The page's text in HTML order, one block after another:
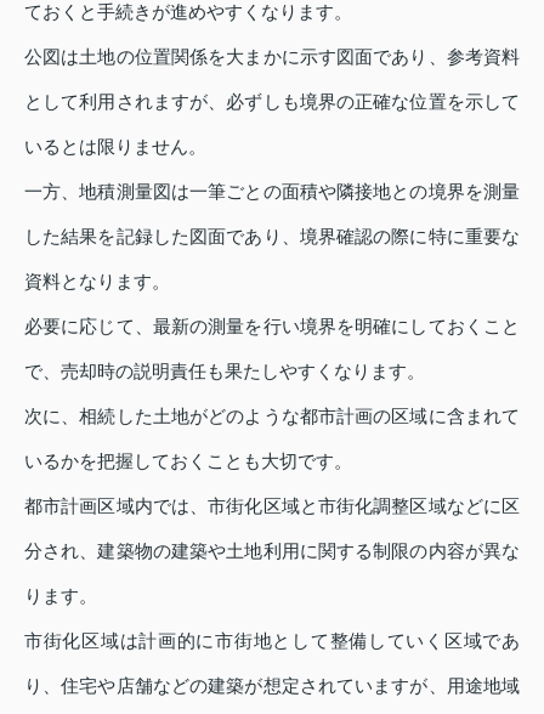
ておくと手続きが進めやすくなります。
公図は土地の位置関係を大まかに示す図面であり、参考資料
として利用されますが、必ずしも境界の正確な位置を示して
いるとは限りません。
一方、地積測量図は一筆ごとの面積や隣接地との境界を測量
した結果を記録した図面であり、境界確認の際に特に重要な
資料となります。
必要に応じて、最新の測量を行い境界を明確にしておくこと
で、売却時の説明責任も果たしやすくなります。
次に、相続した土地がどのような都市計画の区域に含まれて
いるかを把握しておくことも大切です。
都市計画区域内では、市街化区域と市街化調整区域などに区
分され、建築物の建築や土地利用に関する制限の内容が異な
ります。
市街化区域は計画的に市街地として整備していく区域であ
り、住宅や店舗などの建築が想定されていますが、用途地域